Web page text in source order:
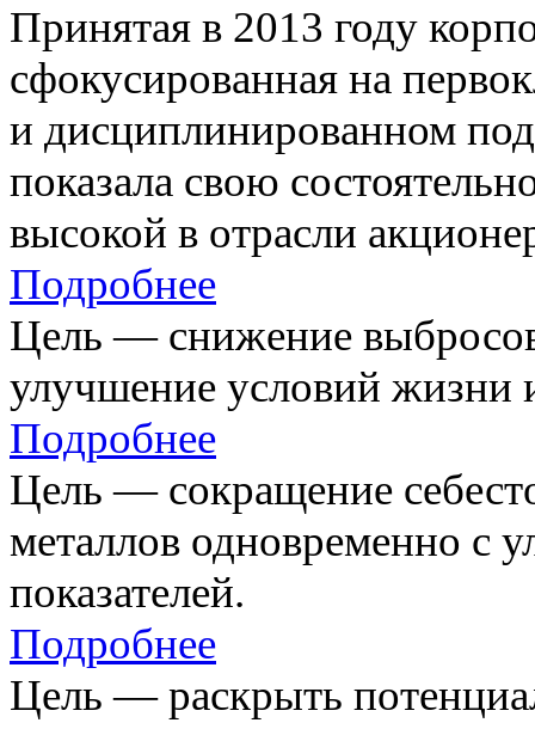
Принятая в 2013 году
сфокусированная на
и дисциплинированном
показала свою
высокой в отрасли
Подробнее
Цель — снижение
улучшение условий жизни
Подробнее
Цель — сокращение
металлов одновременно с
показателей.
Подробнее
Цель — раскрыть